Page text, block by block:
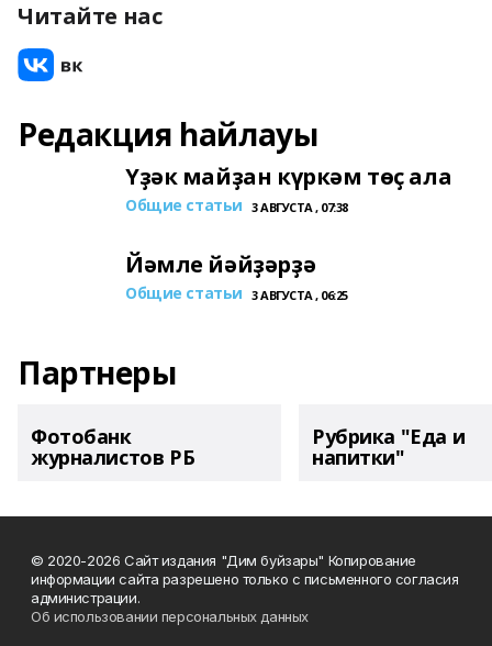
Читайте нас
Редакция һайлауы
Үҙәк майҙан күркәм төҫ ала
Общие статьи 3 АВГУСТА , 07:38
Йәмле йәйҙәрҙә
Общие статьи 3 АВГУСТА , 06:25
Партнеры
Фотобанк
журналистов РБ
Рубрика "Еда и
напитки"
© 2020-2026 Сайт издания "Дим буйзары" Копирование
информации сайта разрешено только с письменного согласия
администрации.
Об использовании персональных данных